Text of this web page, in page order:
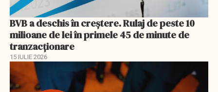
BVB a deschis în creştere. Rulaj de peste 10
milioane de lei în primele 45 de minute de
tranzacționare
15 IULIE 2026